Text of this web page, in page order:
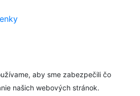
aby sme zabezpečili čo
našich webových stránok.